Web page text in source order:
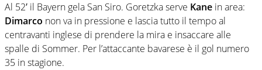
Al 52′ il Bayern gela San Siro. Goretzka serve Kane in area:
Dimarco non va in pressione e lascia tutto il tempo al
centravanti inglese di prendere la mira e insaccare alle
spalle di Sommer. Per l’attaccante bavarese è il gol numero
35 in stagione.